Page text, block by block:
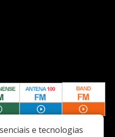
e tecnologias